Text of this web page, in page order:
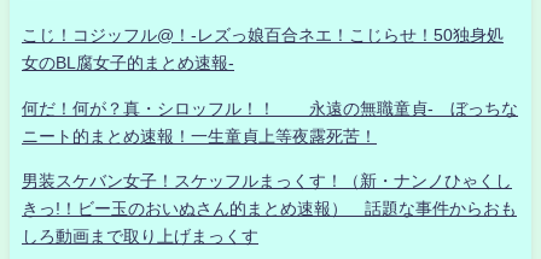
こじ！コジッフル@！-レズっ娘百合ネエ！こじらせ！50独身処
女のBL腐女子的まとめ速報-
何だ！何が？真・シロッフル！！ 永遠の無職童貞- ぼっちな
ニート的まとめ速報！一生童貞上等夜露死苦！
男装スケバン女子！スケッフルまっくす！（新・ナンノひゃくし
きっ!！ビー玉のおいぬさん的まとめ速報） 話題な事件からおも
しろ動画まで取り上げまっくす